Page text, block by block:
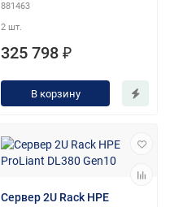
881463
2 шт.
325 798 ₽
В корзину
Сервер 2U Rack HPE